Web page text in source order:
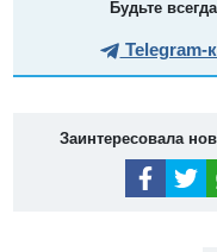
Будьте
Telegram-
Заинтересовала